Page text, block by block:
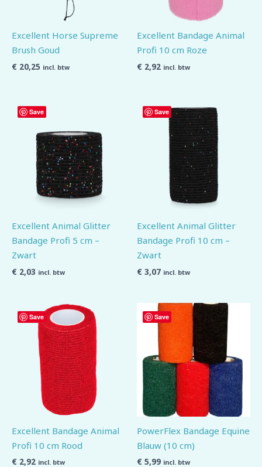
Excellent Horse Supreme
Brush Goud
€ 20,25 incl. btw
Excellent Bandage Animal
Profi 10 cm Roze
€ 2,92 incl. btw
Save
Excellent Animal Glitter
Bandage Profi 5 cm –
Zwart
€ 2,03 incl. btw
Save
Excellent Animal Glitter
Bandage Profi 10 cm –
Zwart
€ 3,07 incl. btw
Save
Excellent Bandage Animal
Profi 10 cm Rood
€ 2,92 incl. btw
Save
PowerFlex Bandage Equine
Blauw (10 cm)
€ 5,99 incl. btw